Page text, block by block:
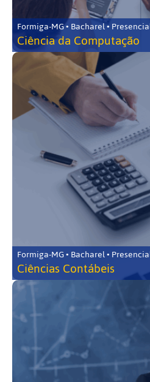
Formiga-MG • Bacharel •
Ciência da Computação
Formiga-MG • Bacharel •
Ciências Contábeis